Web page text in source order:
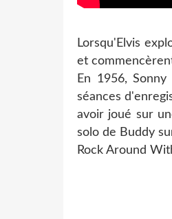
Lorsqu'Elvis
et
En 1956,
séances
avoir joué sur
solo de Buddy
Rock Around